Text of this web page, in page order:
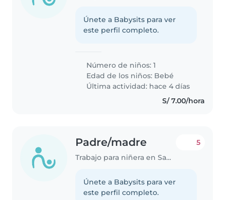
Únete a Babysits para ver
este perfil completo.
Número de niños: 1
Edad de los niños: Bebé
Última actividad: hace 4 días
S/ 7.00/hora
Padre/madre
Trabajo para niñera en Santa Anita - Los Ficus
5
Únete a Babysits para ver
este perfil completo.